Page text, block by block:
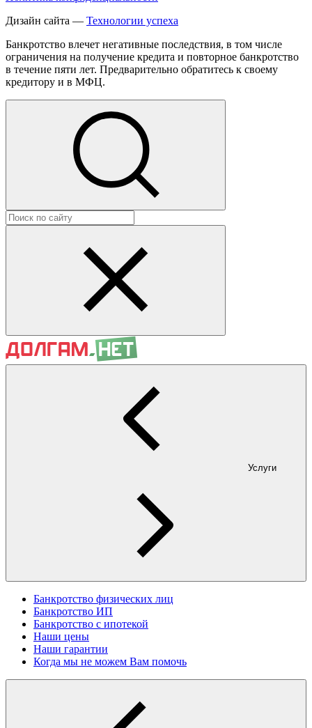
Дизайн сайта — Технологии успеха
Банкротство влечет негативные последствия, в том числе
ограничения на получение кредита и повторное банкротство
в течение пяти лет. Предварительно обратитесь к своему
кредитору и в МФЦ.
Услуги
Банкротство физических лиц
Банкротство ИП
Банкротство с ипотекой
Наши цены
Наши гарантии
Когда мы не можем Вам помочь